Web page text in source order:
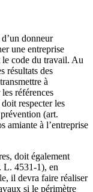
donneur
une entreprise
le code du travail. Au
résultats des
à
références
respecter les
(art.
amiante à l’entreprise
doit également
L. 4531-1), en
il devra faire réaliser
si le périmètre